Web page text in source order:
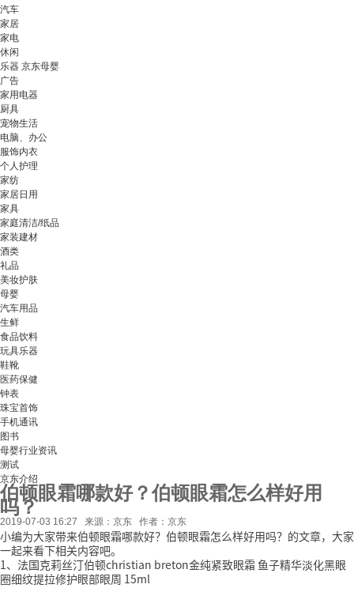
汽车
家居
家电
休闲
乐器 京东母婴
广告
家用电器
厨具
宠物生活
电脑、办公
服饰内衣
个人护理
家纺
家居日用
家具
家庭清洁/纸品
家装建材
酒类
礼品
美妆护肤
母婴
汽车用品
生鲜
食品饮料
玩具乐器
鞋靴
医药保健
钟表
珠宝首饰
手机通讯
图书
母婴行业资讯
测试
京东介绍
伯顿眼霜哪款好？伯顿眼霜怎么样好用
吗？
2019-07-03 16:27 来源：京东 作者：京东
小编为大家带来伯顿眼霜哪款好？伯顿眼霜怎么样好用吗？的文章，大家
一起来看下相关内容吧。
1、法国克莉丝汀伯顿christian breton金纯紧致眼霜 鱼子精华淡化黑眼
圈细纹提拉修护眼部眼周 15ml